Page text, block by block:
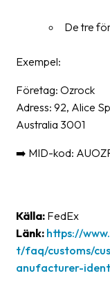
villkor
Integritet
Förbjudet
farligt
De tre
Exempel:
Företag: Ozrock
Adress: 92, Alice
Australia 3001
➡️ MID-kod:
Källa: FedEx
Länk: https://
t/faq/customs/
anufacturer-